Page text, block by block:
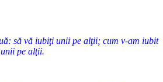
să vă iubiţi unii pe alţii; cum v-am iubit
pe alţii.